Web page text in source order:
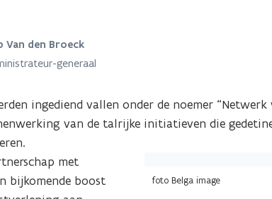
Van den Broeck
generaal
ingediend vallen onder de noemer
van de talrijke initiatieven die
foto Belga image
met
bijkomende boost